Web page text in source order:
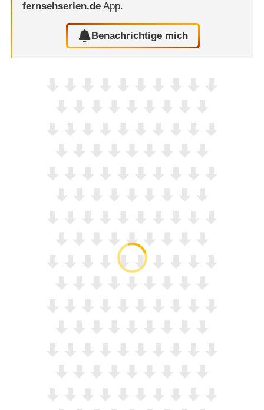
fernsehserien.deApp.
Benachrichtige mich